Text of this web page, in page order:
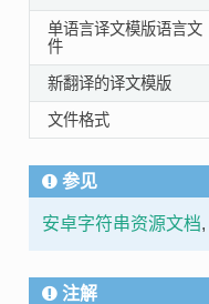
单语言译文模版语言文
件
新翻译的译文模版
文件格式
参见
安卓字符串资源文档,
注解